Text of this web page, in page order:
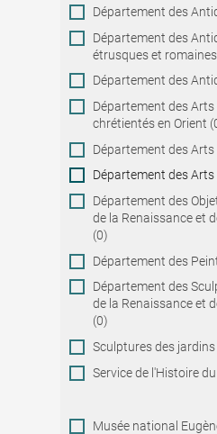
Collection
Département des
Département des
étrusques et
Département des
Département des
chrétientés en Orient
Département des Arts
Département des
Département des
de la Renaissance et
(0)
Département des
Département des
de la Renaissance et
(0)
Sculptures des jardins
Service de l'Histoire
Musée national